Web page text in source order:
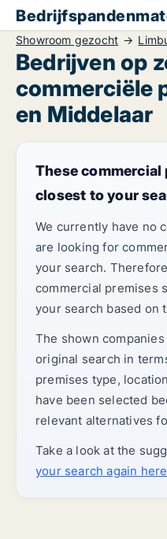
Showroom gezocht
Bedrijven op
commerciële
en Middelaar
These commercial
closest to your
We currently have no
are looking for
your search.
commercial premises
your search based on
The shown
original search in
premises type,
have been selected
relevant alternatives
Take a look at the
your search again here